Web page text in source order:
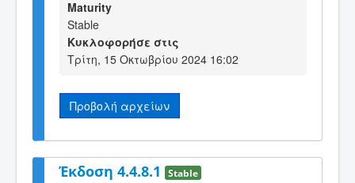
Maturity
Stable
Κυκλοφορήσε στις
Τρίτη, 15 Οκτωβρίου 2024 16:02
Προβολή αρχείων
Έκδοση 4.4.8.1 Stable